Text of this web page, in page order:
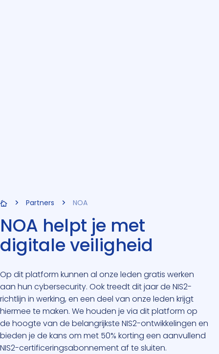
Partners NOA
NOA helpt je met
digitale veiligheid
Op dit platform kunnen al onze leden gratis werken
aan hun cybersecurity. Ook treedt dit jaar de NIS2-
richtlijn in werking, en een deel van onze leden krijgt
hiermee te maken. We houden je via dit platform op
de hoogte van de belangrijkste NIS2-ontwikkelingen en
bieden je de kans om met 50% korting een aanvullend
NIS2-certificeringsabonnement af te sluiten.